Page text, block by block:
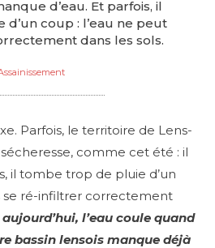
d’eau. Et parfois, il
coup : l’eau ne peut
dans les sols.
Parfois, le territoire de Lens-
comme cet été : il
il tombe trop de pluie d’un
se ré-infiltrer correctement
l’eau coule quand
bassin lensois manque déjà